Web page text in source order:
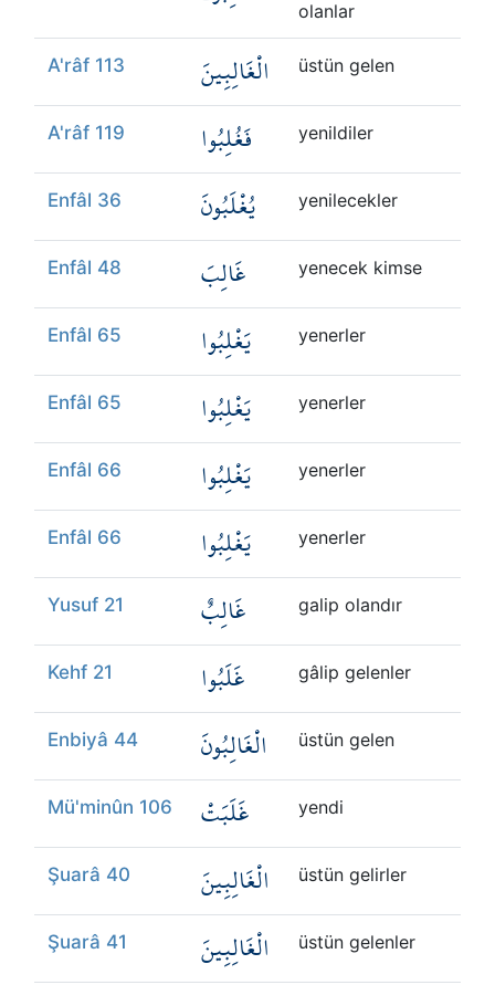
olanlar
A'râf 113 الْغَالِبِينَ üstün gelen
A'râf 119 فَغُلِبُوا yenildiler
Enfâl 36 يُغْلَبُونَ yenilecekler
Enfâl 48 غَالِبَ yenecek kimse
Enfâl 65 يَغْلِبُوا yenerler
Enfâl 65 يَغْلِبُوا yenerler
Enfâl 66 يَغْلِبُوا yenerler
Enfâl 66 يَغْلِبُوا yenerler
Yusuf 21 غَالِبٌ galip olandır
Kehf 21 غَلَبُوا gâlip gelenler
Enbiyâ 44 الْغَالِبُونَ üstün gelen
Mü'minûn 106 غَلَبَتْ yendi
Şuarâ 40 الْغَالِبِينَ üstün gelirler
Şuarâ 41 الْغَالِبِينَ üstün gelenler